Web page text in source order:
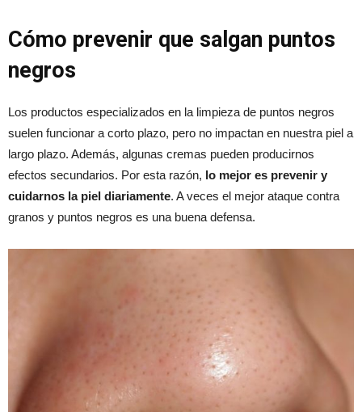
Cómo prevenir que salgan puntos
negros
Los productos especializados en la limpieza de puntos negros
suelen funcionar a corto plazo, pero no impactan en nuestra piel a
largo plazo. Además, algunas cremas pueden producirnos
efectos secundarios. Por esta razón, lo mejor es prevenir y
cuidarnos la piel diariamente. A veces el mejor ataque contra
granos y puntos negros es una buena defensa.